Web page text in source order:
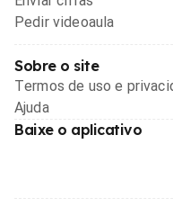
Pedir videoaula
Sobre o site
Termos de uso e
Ajuda
Baixe o aplicativo